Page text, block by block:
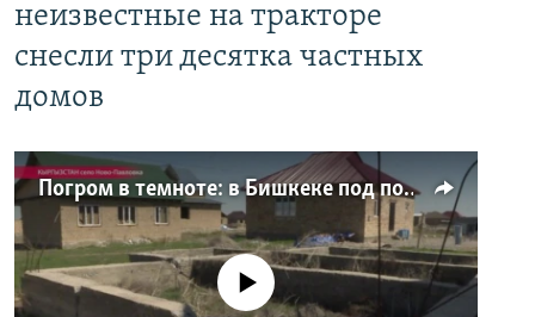
неизвестные на тракторе
снесли три десятка частных
домов
Погром в темноте: в Бишкеке под покровом ночи неизвестные на тракторе снесли три десятка частных домов
No media source currently available